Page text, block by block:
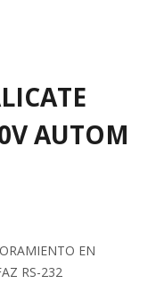
AUTOM
EN
RS-232